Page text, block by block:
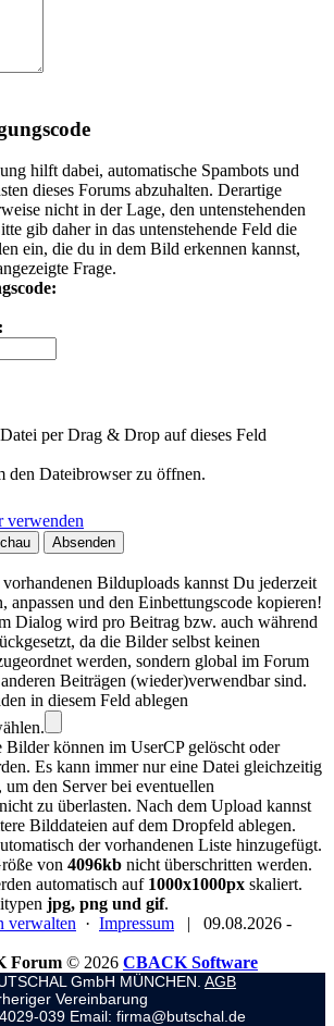
hilft dabei, automatische Spambots und
dieses Forums abzuhalten. Derartige
nicht in der Lage, den untenstehenden
gib daher in das untenstehende Feld die
ein, die du in dem Bild erkennen kannst,
Frage.
per Drag & Drop auf dieses Feld
den Dateibrowser zu öffnen.
verwenden
Absenden
Bilduploads kannst Du jederzeit
anpassen und den Einbettungscode kopieren!
Dialog wird pro Beitrag bzw. auch während
da die Bilder selbst keinen
werden, sondern global im Forum
Beiträgen (wieder)verwendbar sind.
in diesem Feld ablegen
Bilder können im UserCP gelöscht oder
Es kann immer nur eine Datei gleichzeitig
den Server bei eventuellen
zu überlasten. Nach dem Upload kannst
Bilddateien auf dem Dropfeld ablegen.
der vorhandenen Liste hinzugefügt.
von 4096kb nicht überschritten werden.
automatisch auf 1000x1000px skaliert.
jpg, png und gif.
verwalten · Impressum |
09.08.2026 -
Forum © 2026 CBACK Software
GmbH MÜNCHEN. AGB
Vereinbarung
039 Email: firma@butschal.de